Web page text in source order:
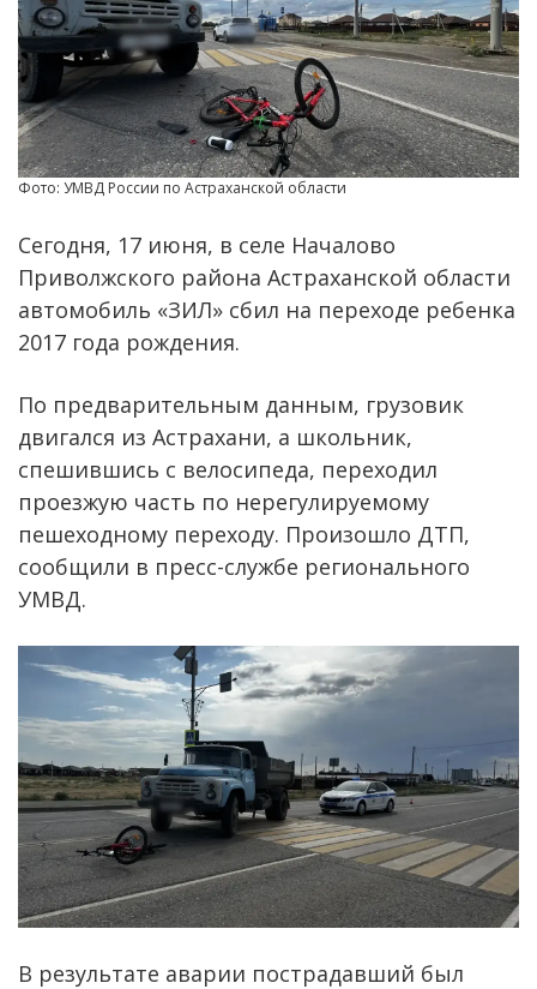
Фото: УМВД России по Астраханской области
Сегодня, 17 июня, в селе Началово
Приволжского района Астраханской области
автомобиль «ЗИЛ» сбил на переходе ребенка
2017 года рождения.
По предварительным данным, грузовик
двигался из Астрахани, а школьник,
спешившись с велосипеда, переходил
проезжую часть по нерегулируемому
пешеходному переходу. Произошло ДТП,
сообщили в пресс-службе регионального
УМВД.
В результате аварии пострадавший был